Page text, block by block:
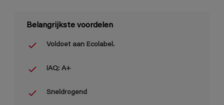
Belangrijkste voordelen
Voldoet aan Ecolabel.
IAQ: A+
Sneldrogend